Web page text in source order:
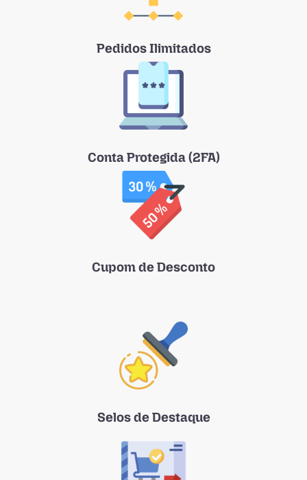
Pedidos Ilimitados
Conta Protegida (2FA)
Cupom de Desconto
Selos de Destaque